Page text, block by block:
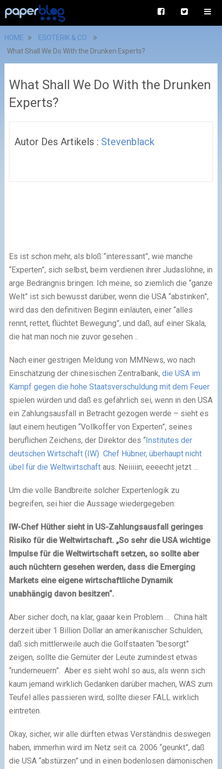
HOME
ESOTERIK & CO
What Shall We Do With the Drunken Experts?
What Shall We Do With the Drunken
Experts?
Autor Des Artikels : Stevenblack
Es ist schon mehr, als bloß “interessant”, wie manche
“Experten”, sich selbst, beim verdienen ihrer Judaslöhne, in
arge Bedrängnis bringen. Ich meine, so ziemlich die “ganze
Welt” ist sich bewusst darüber, wenn die USA “abstinken”,
wird das den definitiven Beginn einläuten, einer “alles
rennt, rettet, flüchtet Bewegung”, und daß, auf einer Skala,
die hat man noch nie zuvor gesehen ..
Nach einer gestrigen Meldung von MMNews, wo nach
Einschätzung der chinesischen Zentralbank, die USA im
Kampf gegen die hohe Staatsverschuldung mit dem Feuer
spielen würden und daß es gefährlich sei, wenn in den USA
ein Zahlungsausfall in Betracht gezogen werde – sieht es
laut einem heutigen “Vollkoffer von Experten”, seines
beruflichen Zeichens, der Direktor des “Institutes der
deutschen Wirtschaft (IW) Chef Hübner, überhaupt nicht
übel für die Weltwirtschaftaus. Neiiiiin, eeeecht jetzt …
Um die volle Bandbreite solcher Expertenlogik zu
begreifen, sei hier die Aussage wiedergegeben:
IW-Chef Hüther sieht in US-Zahlungsausfall geringes
Risiko für die Weltwirtschaft. „So sehr die USA wichtige
Impulse für die Weltwirtschaft setzen, so sollte aber
auch nüchtern gesehen werden, dass die Emerging
Markets eine eigene wirtschaftliche Dynamik
unabhängig davon besitzen“.
Aber sicher doch, na klar, gaaar kein Problem … China hält
derzeit über 1 Billion Dollar an amerikanischer Schulden,
daß sich mittlerweile auch die Golfstaaten “besorgt”
zeigen, sollte die Gemüter der Leute zumindest etwas
“runderneuern”. Aber es sieht wohl so aus, als wenn sich
kaum jemand wirklich Gedanken darüber machen, WAS zum
Teufel alles passieren wird, sollte dieser FALL wirklich
eintreten.
Okay, sicher, wir alle dürften etwas Verständnis deswegen
haben, immerhin wird im Netz seit ca. 2006 “geunkt”, daß
die USA “abstürzen” und in einen bodenlosen dämonischen